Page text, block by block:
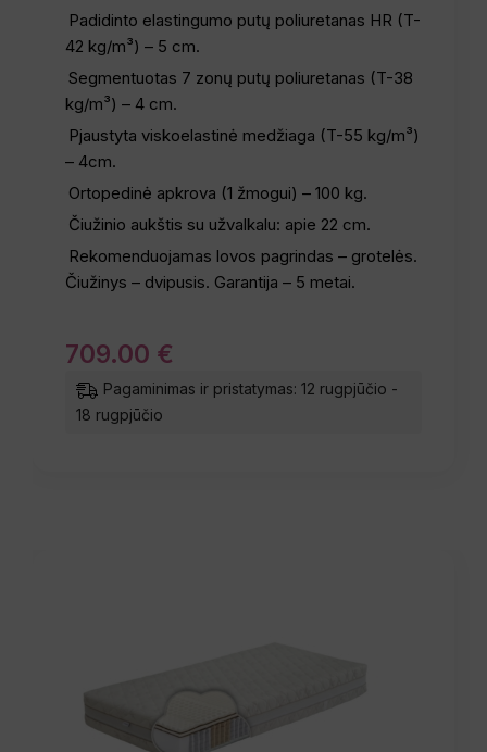
Padidinto elastingumo putų poliuretanas HR (T-
42 kg/m³) – 5 cm.
Segmentuotas 7 zonų putų poliuretanas (T-38
kg/m³) – 4 cm.
Pjaustyta viskoelastinė medžiaga (T-55 kg/m³)
– 4cm.
Ortopedinė apkrova (1 žmogui) – 100 kg.
Čiužinio aukštis su užvalkalu: apie 22 cm.
Rekomenduojamas lovos pagrindas – grotelės.
Čiužinys – dvipusis. Garantija – 5 metai.
709.00 €
Pagaminimas ir pristatymas: 12 rugpjūčio -
18 rugpjūčio